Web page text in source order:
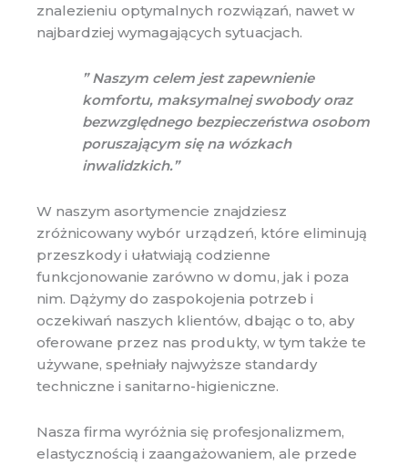
znalezieniu optymalnych rozwiązań, nawet w
najbardziej wymagających sytuacjach.
” Naszym celem jest zapewnienie
komfortu, maksymalnej swobody oraz
bezwzględnego bezpieczeństwa osobom
poruszającym się na wózkach
inwalidzkich.”
W naszym asortymencie znajdziesz
zróżnicowany wybór urządzeń, które eliminują
przeszkody i ułatwiają codzienne
funkcjonowanie zarówno w domu, jak i poza
nim. Dążymy do zaspokojenia potrzeb i
oczekiwań naszych klientów, dbając o to, aby
oferowane przez nas produkty, w tym także te
używane, spełniały najwyższe standardy
techniczne i sanitarno-higieniczne.
Nasza firma wyróżnia się profesjonalizmem,
elastycznością i zaangażowaniem, ale przede